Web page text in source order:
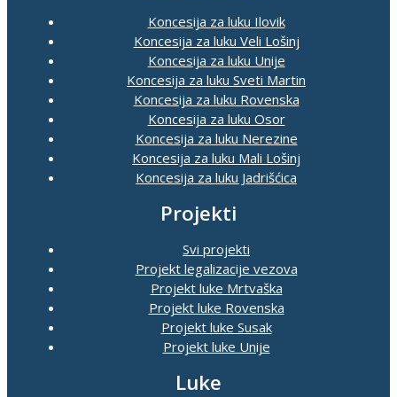
Koncesija za luku Ilovik
Koncesija za luku Veli Lošinj
Koncesija za luku Unije
Koncesija za luku Sveti Martin
Koncesija za luku Rovenska
Koncesija za luku Osor
Koncesija za luku Nerezine
Koncesija za luku Mali Lošinj
Koncesija za luku Jadrišćica
Projekti
Svi projekti
Projekt legalizacije vezova
Projekt luke Mrtvaška
Projekt luke Rovenska
Projekt luke Susak
Projekt luke Unije
Luke